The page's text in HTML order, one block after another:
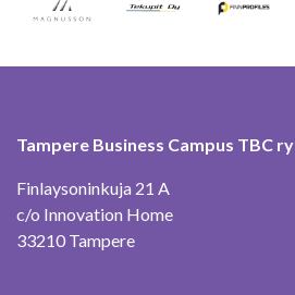
Tampere Business Campus TBC ry
Finlaysoninkuja 21 A
c/o Innovation Home
33210 Tampere